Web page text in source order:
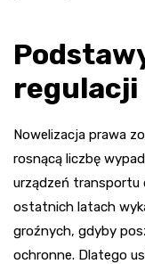
regulacji
Nowelizacja prawa
rosnącą liczbę
urządzeń
ostatnich latach
groźnych, gdyby
ochronne. Dlatego